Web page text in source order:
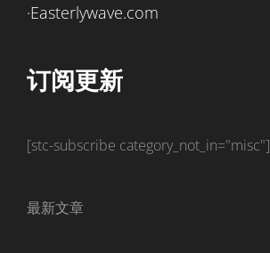
·Easterlywave.com
订阅更新
[stc-subscribe category_not_in="misc"]
最新文章